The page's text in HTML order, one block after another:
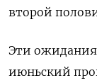
второй
Эти
июньский